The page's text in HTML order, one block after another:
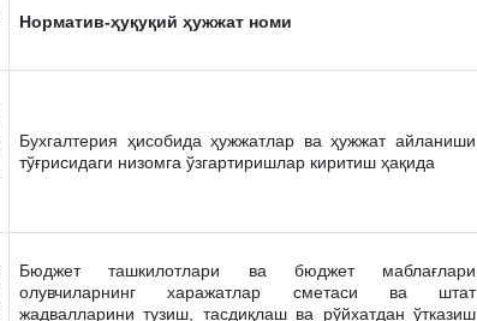
Норматив-ҳуқуқий ҳужжат номи
Бухгалтерия ҳисобида ҳужжатлар ва ҳужжат айланиши
тўғрисидаги низомга ўзгартиришлар киритиш ҳақида
Бюджет ташкилотлари ва бюджет маблағлари
олувчиларнинг харажатлар сметаси ва штат
жадвалларини тузиш, тасдиқлаш ва рўйхатдан ўтказиш